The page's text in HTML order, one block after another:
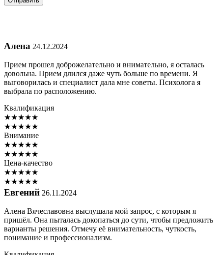
Алена 24.12.2024
Прием прошел доброжелательно и внимательно, я осталась
довольна. Прием длился даже чуть больше по времени. Я
выговорилась и специалист дала мне советы. Психолога я
выбрала по расположению.
Квалификация
★★★★★
★★★★★
Внимание
★★★★★
★★★★★
Цена-качество
★★★★★
★★★★★
Евгений 26.11.2024
Алена Вячеславовна выслушала мой запрос, с которым я
пришёл. Она пыталась докопаться до сути, чтобы предложить
варианты решения. Отмечу её внимательность, чуткость,
понимание и профессионализм.